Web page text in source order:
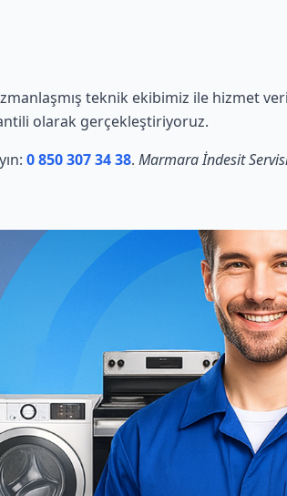
teknik ekibimiz ile hizmet
olarak gerçekleştiriyoruz.
0 850 307 34 38. Marmara İndesit